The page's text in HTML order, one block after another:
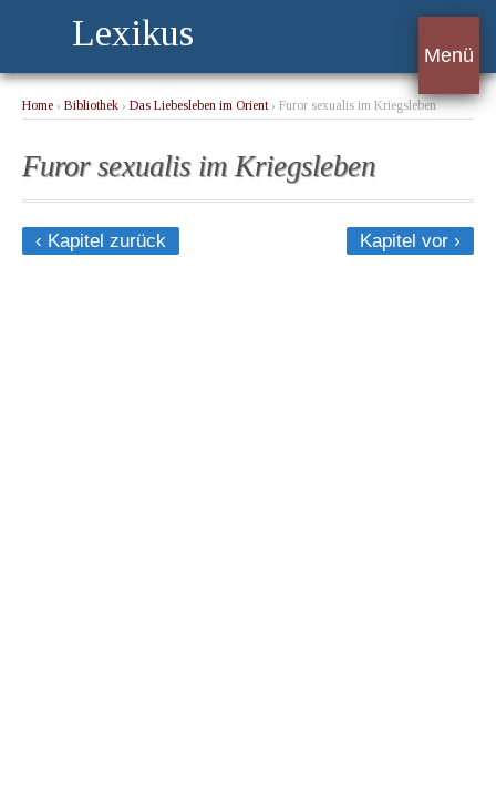
Lexikus
Menü
Home › Bibliothek › Das Liebesleben im Orient› Furor sexualis im Kriegsleben
Furor sexualis im Kriegsleben
‹ Kapitel zurück Kapitel vor ›